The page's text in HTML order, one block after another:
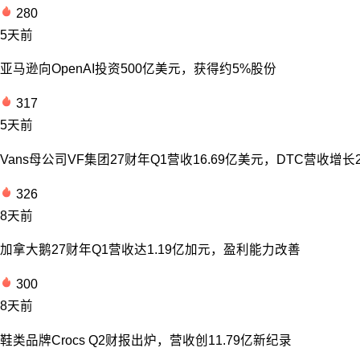
280
5天前
亚马逊向OpenAI投资500亿美元，获得约5%股份
317
5天前
Vans母公司VF集团27财年Q1营收16.69亿美元，DTC营收增长
326
8天前
加拿大鹅27财年Q1营收达1.19亿加元，盈利能力改善
300
8天前
鞋类品牌Crocs Q2财报出炉，营收创11.79亿新纪录